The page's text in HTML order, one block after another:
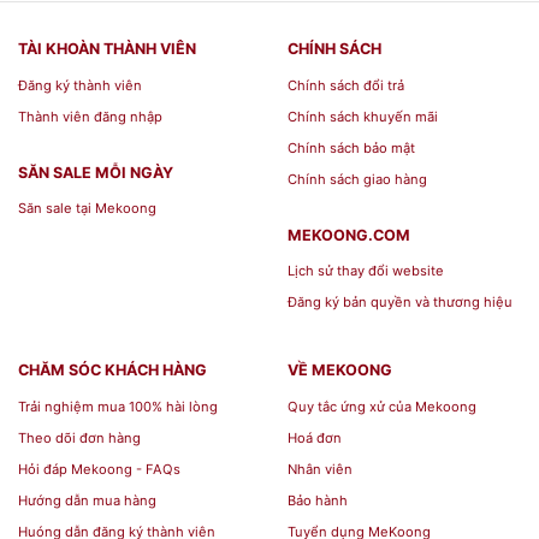
Ngà
Mã sản phẩm: A001_572638000
Thương hiệu: LY'S
Bộ sưu tập: Misc Assortment
Trọng lượng
Địa chỉ Mua Tô sứ thỏi vàng 26
x 19 cm - Anh Vũ Ly's - Trắng
TÀI KHOÀN THÀNH VIÊN
Đăng ký thành viên
Thành viên đăng nhập
SĂN SALE MỖI NGÀY
Săn sale tại Mekoong
CHÍNH SÁCH
Chính sách đổi trả
Chính sách khuyến mãi
Chính sách bảo mật
Chính sách giao hàng
MEKOONG.COM
Lịch sử thay đổi website
Đăng ký bản quyền và thương hiệu
CHĂM SÓC KHÁCH HÀNG
Trải nghiệm mua 100% hài lòng
Theo dõi đơn hàng
Hỏi đáp Mekoong - FAQs
Hướng dẫn mua hàng
Huóng dẫn đăng ký thành viên
VỀ MEKOONG
Quy tắc ứng xử của Mekoong
Hoá đơn
Nhân viên
Bảo hành
Tuyển dụng MeKoong